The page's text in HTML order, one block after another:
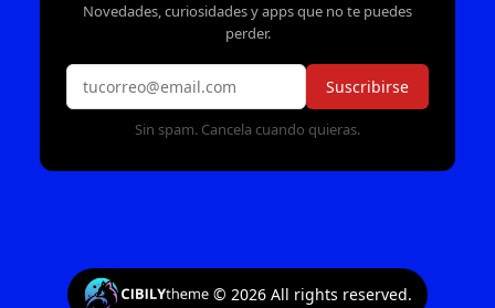
Novedades, curiosidades y apps que no te puedes
perder.
Suscribirse
Sin spam. Cancela cuando quieras.
©2026 All rights reserved.